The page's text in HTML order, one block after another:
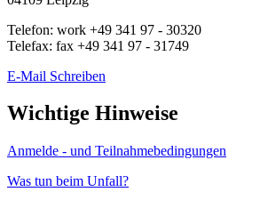
Telefon: work +49 341 97 - 30320
Telefax: fax +49 341 97 - 31749
E-Mail Schreiben
Wichtige Hinweise
Anmelde - und Teilnahmebedingungen
Was tun beim Unfall?